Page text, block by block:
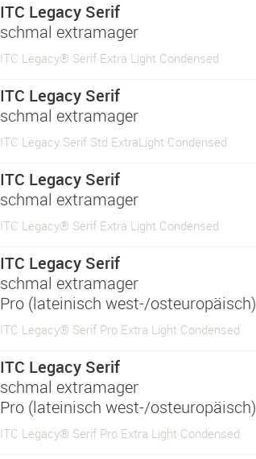
ITC Legacy Serif
schmal extramager
ITC Legacy® Serif Extra Light Condensed
ITC Legacy Serif
schmal extramager
ITC Legacy Serif Std ExtraLight Condensed
ITC Legacy Serif
schmal extramager
ITC Legacy® Serif Extra Light Condensed
ITC Legacy Serif
schmal extramager
Pro (lateinisch west-/osteuropäisch)
ITC Legacy® Serif Pro Extra Light Condensed
ITC Legacy Serif
schmal extramager
Pro (lateinisch west-/osteuropäisch)
ITC Legacy® Serif Pro Extra Light Condensed